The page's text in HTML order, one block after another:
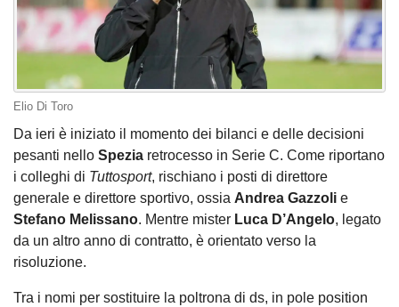
Elio Di Toro
Da ieri è iniziato il momento dei bilanci e delle decisioni
pesanti nello Spezia retrocesso in Serie C. Come riportano
i colleghi di Tuttosport, rischiano i posti di direttore
generale e direttore sportivo, ossia Andrea Gazzoli e
Stefano Melissano. Mentre mister Luca D’Angelo, legato
da un altro anno di contratto, è orientato verso la
risoluzione.
Tra i nomi per sostituire la poltrona di ds, in pole position